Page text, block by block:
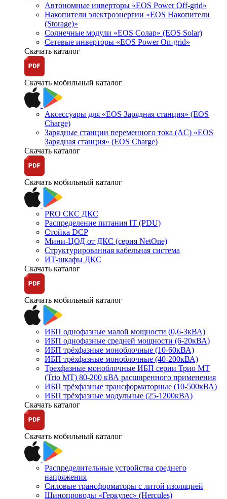
Автономные инверторы «EOS Power Off-grid»
Накопители электроэнергии «EOS Накопители
(Storage)»
Солнечные модули «EOS Солар» (EOS Solar)
Сетевые инверторы «EOS Power On-grid»
Скачать каталог
Скачать мобильный каталог
Аксессуары для «EOS Зарядная станция» (EOS
Charge)
Зарядные станции переменного тока (AC) «EOS
Зарядная станция» (EOS Charge)
Скачать каталог
Скачать мобильный каталог
PRO СКС ДКС
Распределение питания IT (PDU)
Стойка DCP
Мини-ЦОД от ДКС (серия NetOne)
Структурированная кабельная система
ИТ-шкафы ДКС
Скачать каталог
Скачать мобильный каталог
ИБП однофазные малой мощности (0,6-3кВА)
ИБП однофазные средней мощности (6-20кВА)
ИБП трёхфазные моноблочные (10-60кВА)
ИБП трёхфазные моноблочные (40-200кВА)
Трехфазные моноблочные ИБП серии Трио МТ
(Trio MT) 80-200 кВА расширенного применения
ИБП трёхфазные трансформаторные (10-500кВА)
ИБП трёхфазные модульные (25-1200кВА)
Скачать каталог
Скачать мобильный каталог
Распределительные устройства среднего
напряжения
Силовые трансформаторы с литой изоляцией
Шинопроводы «Геркулес» (Hercules)